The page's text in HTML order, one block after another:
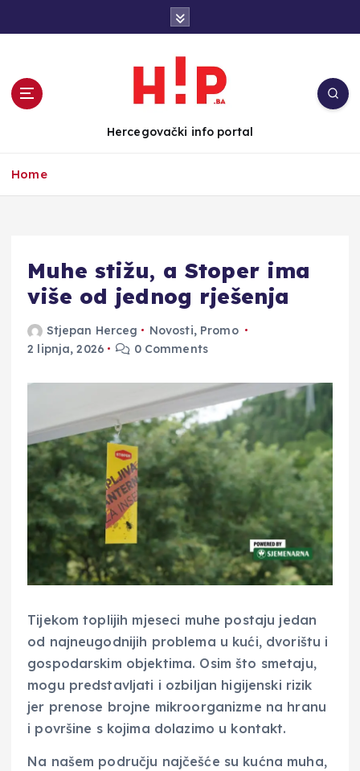
e
Hercegovački info portal
Home
Muhe stižu, a Stoper ima
više od jednog rješenja
Stjepan Herceg Novosti, Promo
2 lipnja, 2026
0 Comments
Tijekom toplijih mjeseci muhe postaju jedan
od najneugodnijih problema u kući, dvorištu i
gospodarskim objektima. Osim što smetaju,
mogu predstavljati i ozbiljan higijenski rizik
jer prenose brojne mikroorganizme na hranu
i površine s kojima dolazimo u kontakt.
Na našem području najčešće su kućna muha,